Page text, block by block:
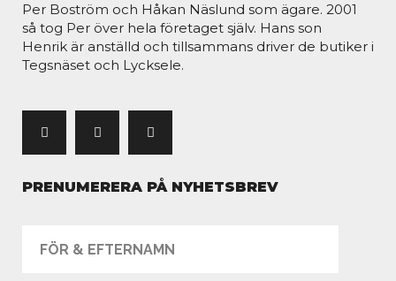
Per Boström och Håkan Näslund som ägare. 2001
så tog Per över hela företaget själv. Hans son
Henrik är anställd och tillsammans driver de butiker i
Tegsnäset och Lycksele.
PRENUMERERA PÅ NYHETSBREV